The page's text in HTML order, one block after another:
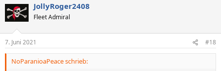
JollyRoger2408
Fleet Admiral
7. Juni 2021 #18
NoParanioaPeace schrieb: